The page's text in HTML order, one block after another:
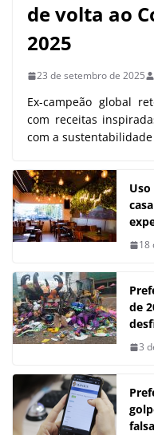
de volta ao
2025
23 de setembro de 2025
Ex-campeão global
com receitas
com a
18
de
3